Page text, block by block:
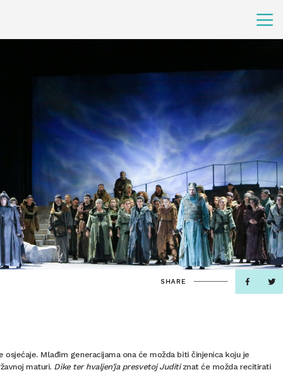
SHARE
Mlađim generacijama ona će možda biti činjenica koju je
maturi. Dike ter hvaljen’ja presvetoj Juditiznat će možda recitirati